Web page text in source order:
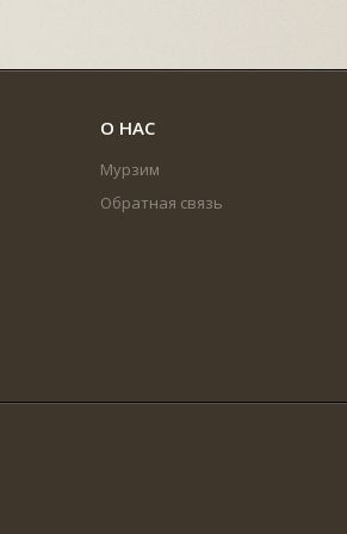
О НАС
Мурзим
Обратная связь